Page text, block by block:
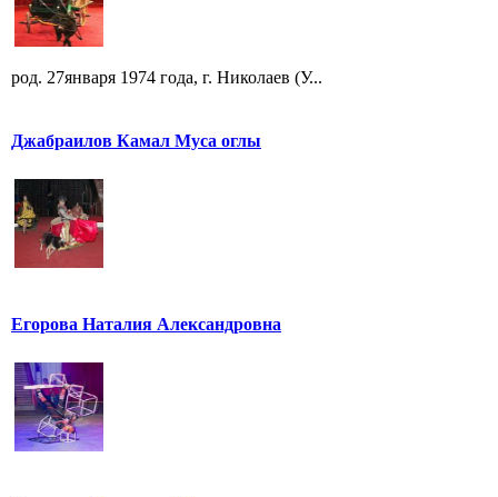
род. 27января 1974 года, г. Николаев (У...
Джабраилов Камал Муса оглы
Егорова Наталия Александровна